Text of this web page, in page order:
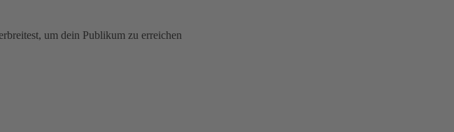
um dein Publikum zu erreichen